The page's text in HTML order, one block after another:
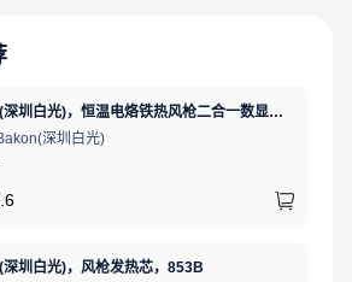
Bakon(深圳白光)，恒温电烙铁热风枪二合一数显可调温大功率无铅拆焊台，BK881（新老款交替发货）
深圳白光)
圳白光)，风枪发热芯，853B